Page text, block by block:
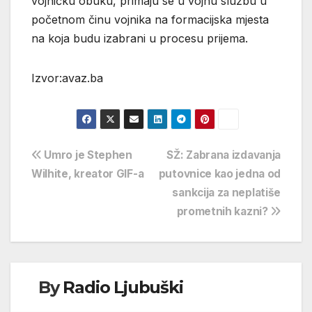
početnom činu vojnika na formacijska mjesta
na koja budu izabrani u procesu prijema.
Izvor:avaz.ba
Navigacija
objava
SŽ: Zabrana izdavanja
putovnice kao jedna od
sankcija za neplatiše
prometnih kazni?
Umro je Stephen
Wilhite, kreator GIF-a
ByRadio Ljubuški